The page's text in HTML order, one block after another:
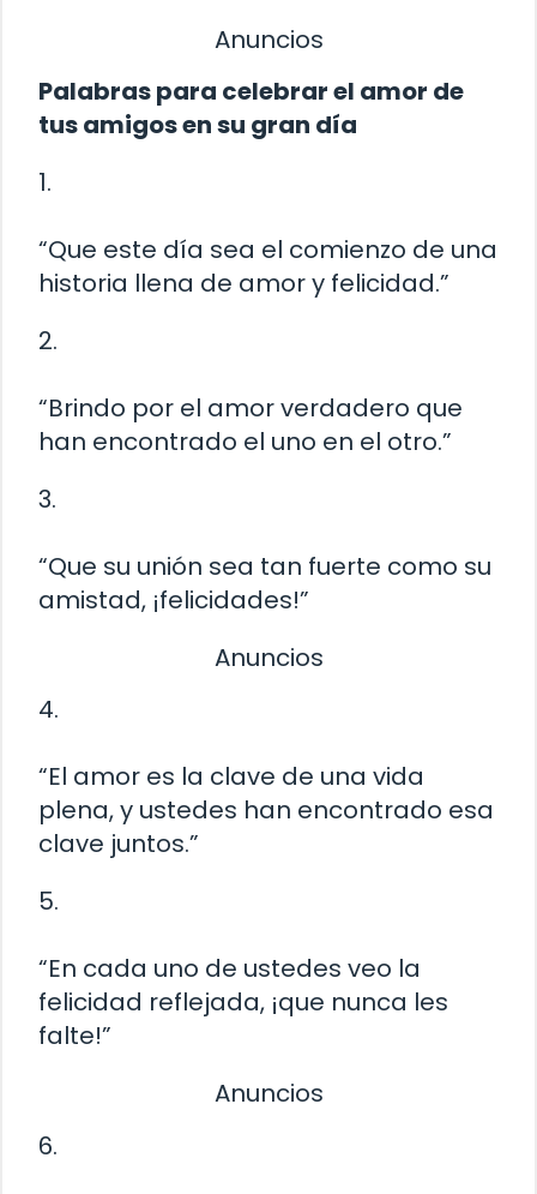
Anuncios
Palabras para celebrar el amor de
tus amigos en su gran día
1.
“Que este día sea el comienzo de una
historia llena de amor y felicidad.”
2.
“Brindo por el amor verdadero que
han encontrado el uno en el otro.”
3.
“Que su unión sea tan fuerte como su
amistad, ¡felicidades!”
Anuncios
4.
“El amor es la clave de una vida
plena, y ustedes han encontrado esa
clave juntos.”
5.
“En cada uno de ustedes veo la
felicidad reflejada, ¡que nunca les
falte!”
Anuncios
6.